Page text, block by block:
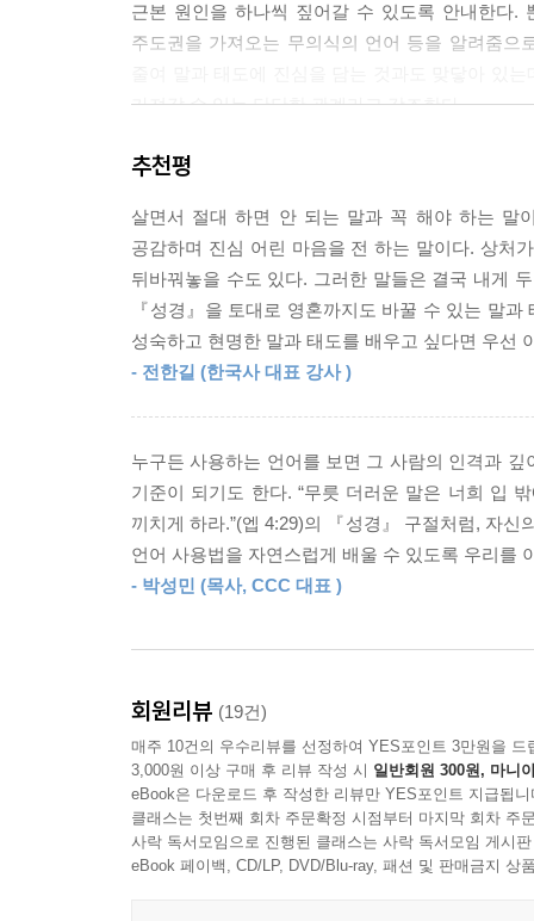
대화에도 소금이 필요하다. 음식에 맛을 내주듯,
권하고 있다. 인간관계에서 감동을 주고, 마음을
“두려워하지 말아라. 너희는 많은 참새보다 더 귀
냐는 말이다. 성경은 우리가 그만큼 가치 있고 사
앞으로 살아갈 날이 있다는 것은 희망이 있다는
는 일이 ’희망 찾기‘다. 가치를 찾는 일이야말로
축복에는 여러 방식이 있는데, 그중 하나인 ’격려
전한다,’는 의미다. 즉 망설이는 사람에게 강력한
나 자신의 약점을 숨기고 싶어한다. 그러나 얘기
한다. 이럴 땐 재빨리 말 속에 녹아 있는 상대의
노력할게요.” 센스 있는 말투만으로도 상대를 귀
근본 원인을 하나씩 짚어갈 수 있도록 안내한다.
주도권을 가져오는 무의식의 언어 등을 알려줌
가져갈 수 있는 단단한 관계라고 강조한다.
자기 계발, 말 공부를 시작했다는 건 자신이 미
못할까?’라며 실망합니다. 그러나 이런 갈등이
성경 구절들을 만나게 될 겁니다. 이를 마음에
버리는 과정과 일치합니다. 물론 쉽지 않을 테지
_8~9쪽
5천 년의 지혜를 인문학적으로 고찰한
삶을 고갈시키지 않는 가장 완벽한 말의 기술
총 6부, 32장으로 구성되어 있는 이 책은 우리가
하면서 그것이 담긴 진정한 의미를 성찰할 수 있
일어나는 불협화음의 근본 원인에 보다 깊이 접
공부’임을 깨닫게 된다. 또한 저자는 누구나 겪어
실마리를 『성경』 구절에 담긴 지혜를 통해 풀
‘자신과 나누는 대화’(self-talk)인 혼잣말은 나를
일을 후회할 때, 그 생각이 반복될 때 혼잣말을
했다. 아이에게 사고력이 생겨 통제나 판단이 가
돼서도 영향을 미친다. 끊임없이 자신을 위해 질
‘나는 무엇을 할 때 기쁨을 느끼는가?’ 이러한
추천평
살면서 절대 하면 안 되는 말과 꼭 해야 하는 말
공감하며 진심 어린 마음을 전 하는 말이다. 상처
뒤바꿔놓을 수도 있다. 그러한 말들은 결국 내게
『성경』을 토대로 영혼까지도 바꿀 수 있는 말
성숙하고 현명한 말과 태도를 배우고 싶다면 우선
- 전한길 (한국사 대표 강사 )
누구든 사용하는 언어를 보면 그 사람의 인격과
기준이 되기도 한다. “무릇 더러운 말은 너희 입
끼치게 하라.”(엡 4:29)의 『성경』 구절처럼, 자
언어 사용법을 자연스럽게 배울 수 있도록 우리를
- 박성민 (목사, CCC 대표 )
회원리뷰 (19건)
매주 10건의 우수리뷰를 선정하여 YES포인트 3만원을 드
3,000원 이상 구매 후 리뷰 작성 시 일반회원 300원, 마니
eBook은 다운로드 후 작성한 리뷰만 YES포인트 지급됩니
클래스는 첫번째 회차 주문확정 시점부터 마지막 회차 주
사락 독서모임으로 진행된 클래스는 사락 독서모임 게시
eBook 페이백, CD/LP, DVD/Blu-ray, 패션 및 판매금지 상